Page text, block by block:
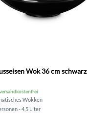
Wok 36 cm schwarz
Wokken
- 4,5 Liter